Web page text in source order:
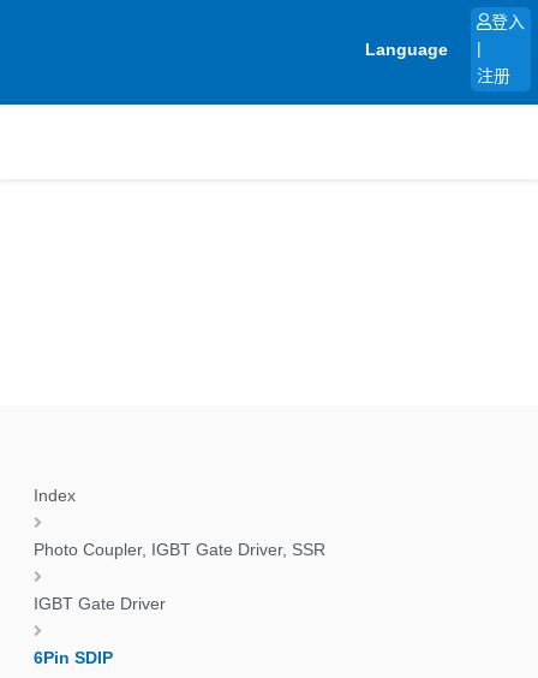
Language
登入
注册
Index
Photo Coupler, IGBT Gate Driver, SSR
IGBT Gate Driver
6Pin SDIP